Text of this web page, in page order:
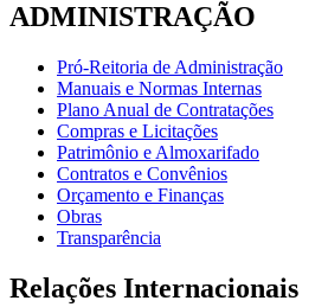
ADMINISTRAÇÃO
Pró-Reitoria de Administração
Manuais e Normas Internas
Plano Anual de Contratações
Compras e Licitações
Patrimônio e Almoxarifado
Contratos e Convênios
Orçamento e Finanças
Obras
Transparência
Relações Internacionais